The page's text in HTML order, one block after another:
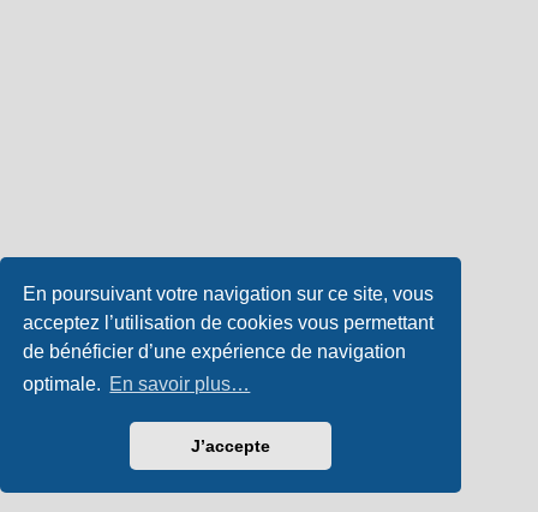
En poursuivant votre navigation sur ce site, vous
acceptez l’utilisation de cookies vous permettant
de bénéficier d’une expérience de navigation
optimale. En savoir plus…
J’accepte